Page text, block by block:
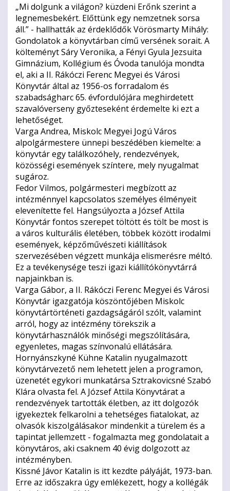
„Mi dolgunk a világon? küzdeni Erőnk szerint a
legnemesbekért. Előttünk egy nemzetnek sorsa
áll.” - hallhatták az érdeklődők Vörösmarty Mihály:
Gondolatok a könyvtárban című versének sorait. A
költeményt Sáry Veronika, a Fényi Gyula Jezsuita
Gimnázium, Kollégium és Óvoda tanulója mondta
el, aki a II. Rákóczi Ferenc Megyei és Városi
Könyvtár által az 1956-os forradalom és
szabadságharc 65. évfordulójára meghirdetett
szavalóverseny győzteseként érdemelte ki ezt a
lehetőséget.
Varga Andrea, Miskolc Megyei Jogú Város
alpolgármestere ünnepi beszédében kiemelte: a
könyvtár egy találkozóhely, rendezvények,
közösségi események színtere, mely nyugalmat
sugároz.
Fedor Vilmos, polgármesteri megbízott az
intézménnyel kapcsolatos személyes élményeit
elevenítette fel. Hangsúlyozta a József Attila
Könyvtár fontos szerepet töltött és tölt be most is
a város kulturális életében, többek között irodalmi
események, képzőművészeti kiállítások
szervezésében végzett munkája elismerésre méltó.
Ez a tevékenysége teszi igazi kiállítókönyvtárrá
napjainkban is.
Varga Gábor, a II. Rákóczi Ferenc Megyei és Városi
Könyvtár igazgatója köszöntőjében Miskolc
könyvtártörténeti gazdagságáról szólt, valamint
arról, hogy az intézmény törekszik a
könyvtárhasználók minőségi megszólítására,
egyenletes, magas színvonalú ellátására.
Hornyánszkyné Kühne Katalin nyugalmazott
könyvtárvezető nem lehetett jelen a programon,
üzenetét egykori munkatársa Sztrakovicsné Szabó
Klára olvasta fel. A József Attila Könyvtárat a
rendezvények tartották életben, az itt dolgozók
igyekeztek felkarolni a tehetséges fiatalokat, az
olvasók kiszolgálásakor mindenkit a türelem és a
tapintat jellemzett - fogalmazta meg gondolatait a
könyvtáros, aki csaknem 40 évig dolgozott az
intézményben.
Kissné Jávor Katalin is itt kezdte pályáját, 1973-ban.
Erre az időszakra úgy emlékezett, hogy a kollégák